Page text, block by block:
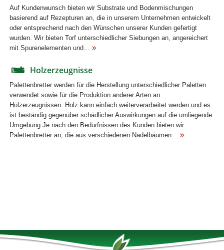
Auf Kundenwunsch bieten wir Substrate und Bodenmischungen
basierend auf Rezepturen an, die in unserem Unternehmen entwickelt
oder entsprechend nach den Wünschen unserer Kunden gefertigt
wurden. Wir bieten Torf unterschiedlicher Siebungen an, angereichert
mit Spurenelementen und...
Holzerzeugnisse
Palettenbretter werden für die Herstellung unterschiedlicher Paletten
verwendet sowie für die Produktion anderer Arten an
Holzerzeugnissen. Holz kann einfach weiterverarbeitet werden und es
ist beständig gegenüber schädlicher Auswirkungen auf die umliegende
Umgebung.Je nach den Bedürfnissen des Kunden bieten wir
Palettenbretter an, die aus verschiedenen Nadelbäumen...